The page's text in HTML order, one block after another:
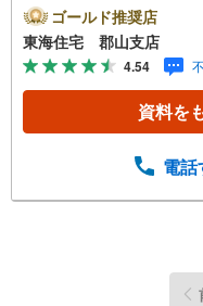
さい
ゴールド推奨店
東海住宅 郡山支店
4.54
資料を
電話